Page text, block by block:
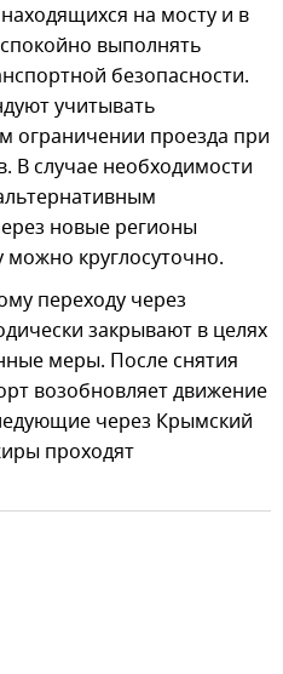
на мосту и в
выполнять
безопасности.
учитывать
проезда при
В случае необходимости
новые регионы
круглосуточно.
переходу через
закрывают в целях
меры. После снятия
возобновляет движение
через Крымский
проходят